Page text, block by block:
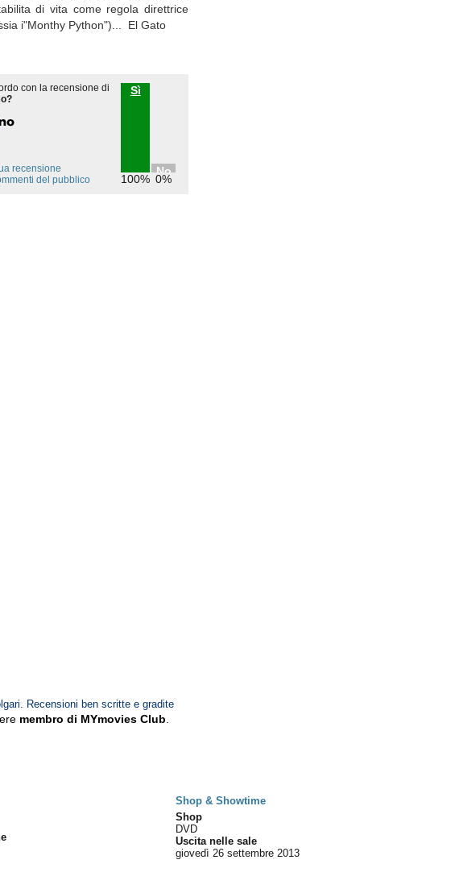
di vita come regola direttrice
i"Monthy Python")... El Gato
con la recensione di
Sì
100%
No
0%
recensione
del pubblico
Recensioni ben scritte e gradite
membro di MYmovies Club
Shop & Showtime
Shop
DVD
Uscita nelle sale
giovedì 26 settembre 2013